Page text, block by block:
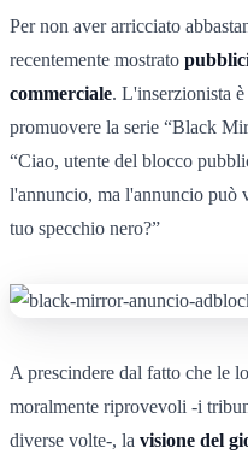
Per non aver arricciato
recentemente mostrato
commerciale. L'inserzionista è
promuovere la serie “Black
“Ciao, utente del blocco
l'annuncio, ma l'annuncio può
tuo specchio nero?”
A prescindere dal fatto che le
moralmente riprovevoli -i
diverse volte-, la visione del